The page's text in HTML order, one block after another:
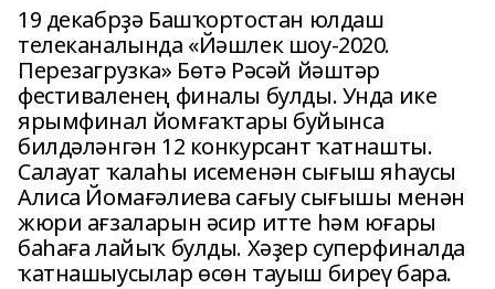
19 декабрҙә Башҡортостан юлдаш
телеканалында «Йәшлек шоу-2020.
Перезагрузка» Бөтә Рәсәй йәштәр
фестиваленең финалы булды. Унда ике
ярымфинал йомғаҡтары буйынса
билдәләнгән 12 конкурсант ҡатнашты.
Салауат ҡалаһы исеменән сығыш яһаусы
Алиса Йомағәлиева сағыу сығышы менән
жюри ағзаларын әсир итте һәм юғары
баһаға лайыҡ булды. Хәҙер суперфиналда
ҡатнашыусылар өсөн тауыш биреү бара.